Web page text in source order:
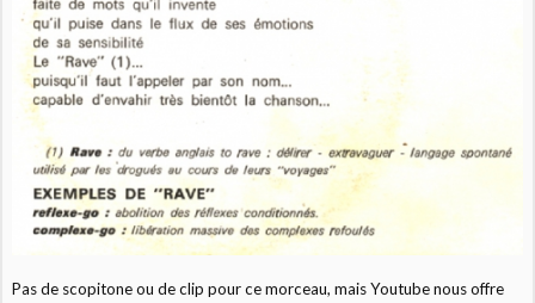
Pas de scopitone ou de clip pour ce morceau, mais Youtube nous offre